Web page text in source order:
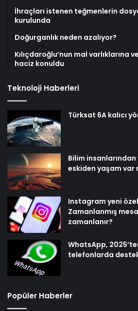
İhraçları istenen teğmenlerin
kurulunda
Doğurganlık neden azalıyor?
Kılıçdaroğlu’nun mal varlıklarına
haciz konuldu
Teknoloji Haberleri
Türksat 6A kalıcı
Bilim
eskiden yaşam var
Instagram yeni
Zamanlanmış
zamanlanır?
WhatsApp,
telefonlarda
Popüler Haberler